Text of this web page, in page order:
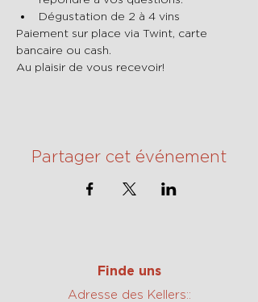
Dégustation de 2 à 4 vins
Paiement sur place via Twint, carte
bancaire ou cash.
Au plaisir de vous recevoir!
Partager cet événement
Finde uns
Adresse des Kellers::